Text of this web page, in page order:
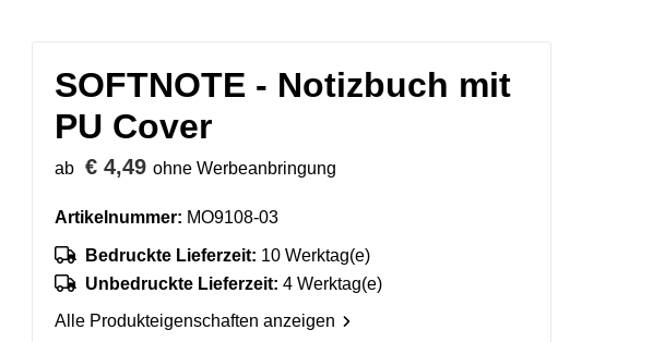
SOFTNOTE - Notizbuch mit
PU Cover
ab € 4,49 ohne Werbeanbringung
Artikelnummer: MO9108-03
Bedruckte Lieferzeit: 10 Werktag(e)
Unbedruckte Lieferzeit: 4 Werktag(e)
Alle Produkteigenschaften anzeigen